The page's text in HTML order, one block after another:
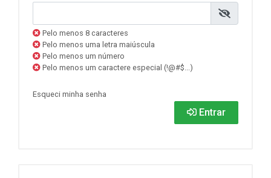
Pelo menos 8 caracteres
Pelo menos uma letra maiúscula
Pelo menos um número
Pelo menos um caractere especial (!@#$...)
Esqueci minha senha
Entrar